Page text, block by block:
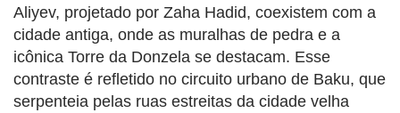
Aliyev, projetado por Zaha Hadid, coexistem com a
cidade antiga, onde as muralhas de pedra e a
icônica Torre da Donzela se destacam. Esse
contraste é refletido no circuito urbano de Baku, que
serpenteia pelas ruas estreitas da cidade velha